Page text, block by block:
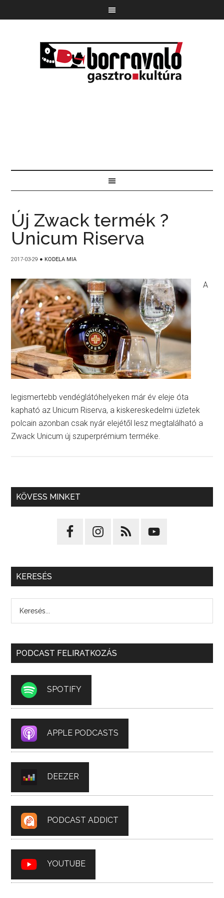
Új Zwack termék ?
Unicum Riserva
2017-03-29 ● KODELA MIA
A
legismertebb vendéglátóhelyeken már év eleje óta
kapható az Unicum Riserva, a kiskereskedelmi üzletek
polcain azonban csak nyár elejétől lesz megtalálható a
Zwack Unicum új szuperprémium terméke.
KÖVESS MINKET
KERESÉS
PODCAST FELIRATKOZÁS
SPOTIFY
APPLE PODCASTS
DEEZER
PODCAST ADDICT
YOUTUBE